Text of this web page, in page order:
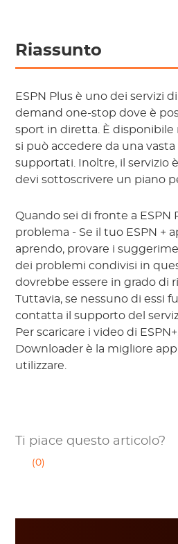
Riassunto
ESPN Plus è uno dei servizi
demand one-stop dove è
sport in diretta. È disponibile
si può accedere da una
supportati. Inoltre, il servizio
devi sottoscrivere un piano
Quando sei di fronte a ESPN
problema - Se il tuo ESPN +
aprendo, provare i
dei problemi condivisi in
dovrebbe essere in grado di
Tuttavia, se nessuno di essi
contatta il supporto del
Per scaricare i video di
Downloader è la migliore
utilizzare.
Ti piace questo articolo?
(0)